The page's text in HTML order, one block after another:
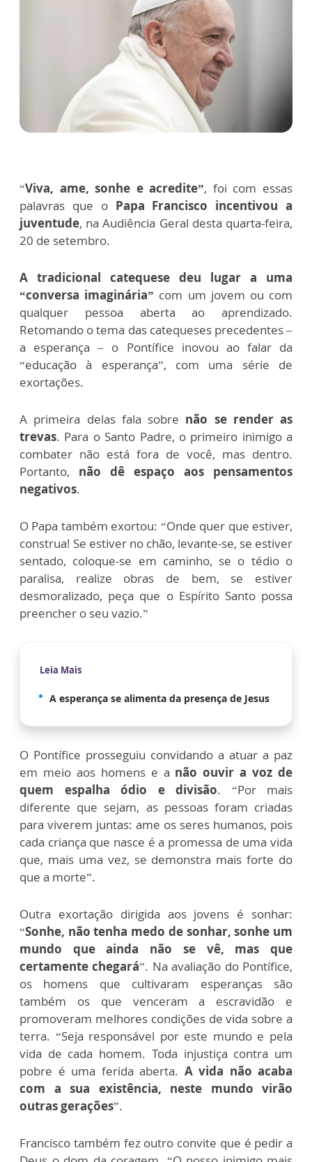
“Viva, ame, sonhe e acredite”, foi com essas
palavras que o Papa Francisco incentivou a
juventude, na Audiência Geral desta quarta-feira,
20 de setembro.
A tradicional catequese deu lugar a uma
“conversa imaginária” com um jovem ou com
qualquer pessoa aberta ao aprendizado.
Retomando o tema das catequeses precedentes –
a esperança – o Pontífice inovou ao falar da
“educação à esperança”, com uma série de
exortações.
A primeira delas fala sobre não se render as
trevas. Para o Santo Padre, o primeiro inimigo a
combater não está fora de você, mas dentro.
Portanto, não dê espaço aos pensamentos
negativos.
O Papa também exortou: “Onde quer que estiver,
construa! Se estiver no chão, levante-se, se estiver
sentado, coloque-se em caminho, se o tédio o
paralisa, realize obras de bem, se estiver
desmoralizado, peça que o Espírito Santo possa
preencher o seu vazio.”
Leia Mais
A esperança se alimenta da presença de Jesus
O Pontífice prosseguiu convidando a atuar a paz
em meio aos homens e a não ouvir a voz de
quem espalha ódio e divisão. “Por mais
diferente que sejam, as pessoas foram criadas
para viverem juntas: ame os seres humanos, pois
cada criança que nasce é a promessa de uma vida
que, mais uma vez, se demonstra mais forte do
que a morte”.
Outra exortação dirigida aos jovens é sonhar:
“Sonhe, não tenha medo de sonhar, sonhe um
mundo que ainda não se vê, mas que
certamente chegará”. Na avaliação do Pontífice,
os homens que cultivaram esperanças são
também os que venceram a escravidão e
promoveram melhores condições de vida sobre a
terra. “Seja responsável por este mundo e pela
vida de cada homem. Toda injustiça contra um
pobre é uma ferida aberta. A vida não acaba
com a sua existência, neste mundo virão
outras gerações”.
Francisco também fez outro convite que é pedir a